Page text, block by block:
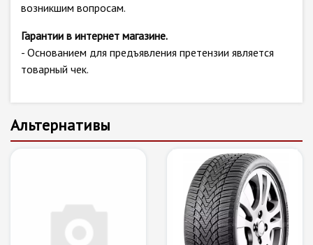
возникшим вопросам.
Гарантии в интернет магазине.
- Основанием для предъявления претензии является
товарный чек.
Альтернативы